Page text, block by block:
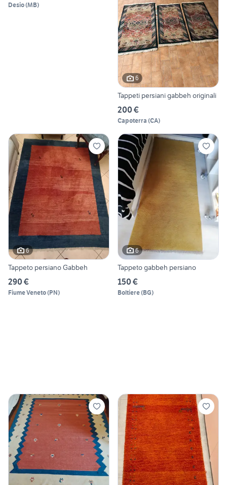
Desio(MB)
6
Tappeti persiani gabbeh originali
200 €
Capoterra (CA)
6
Tappeto persiano Gabbeh
290 €
Fiume Veneto(PN)
6
Tappeto gabbeh persiano
150 €
Boltiere(BG)